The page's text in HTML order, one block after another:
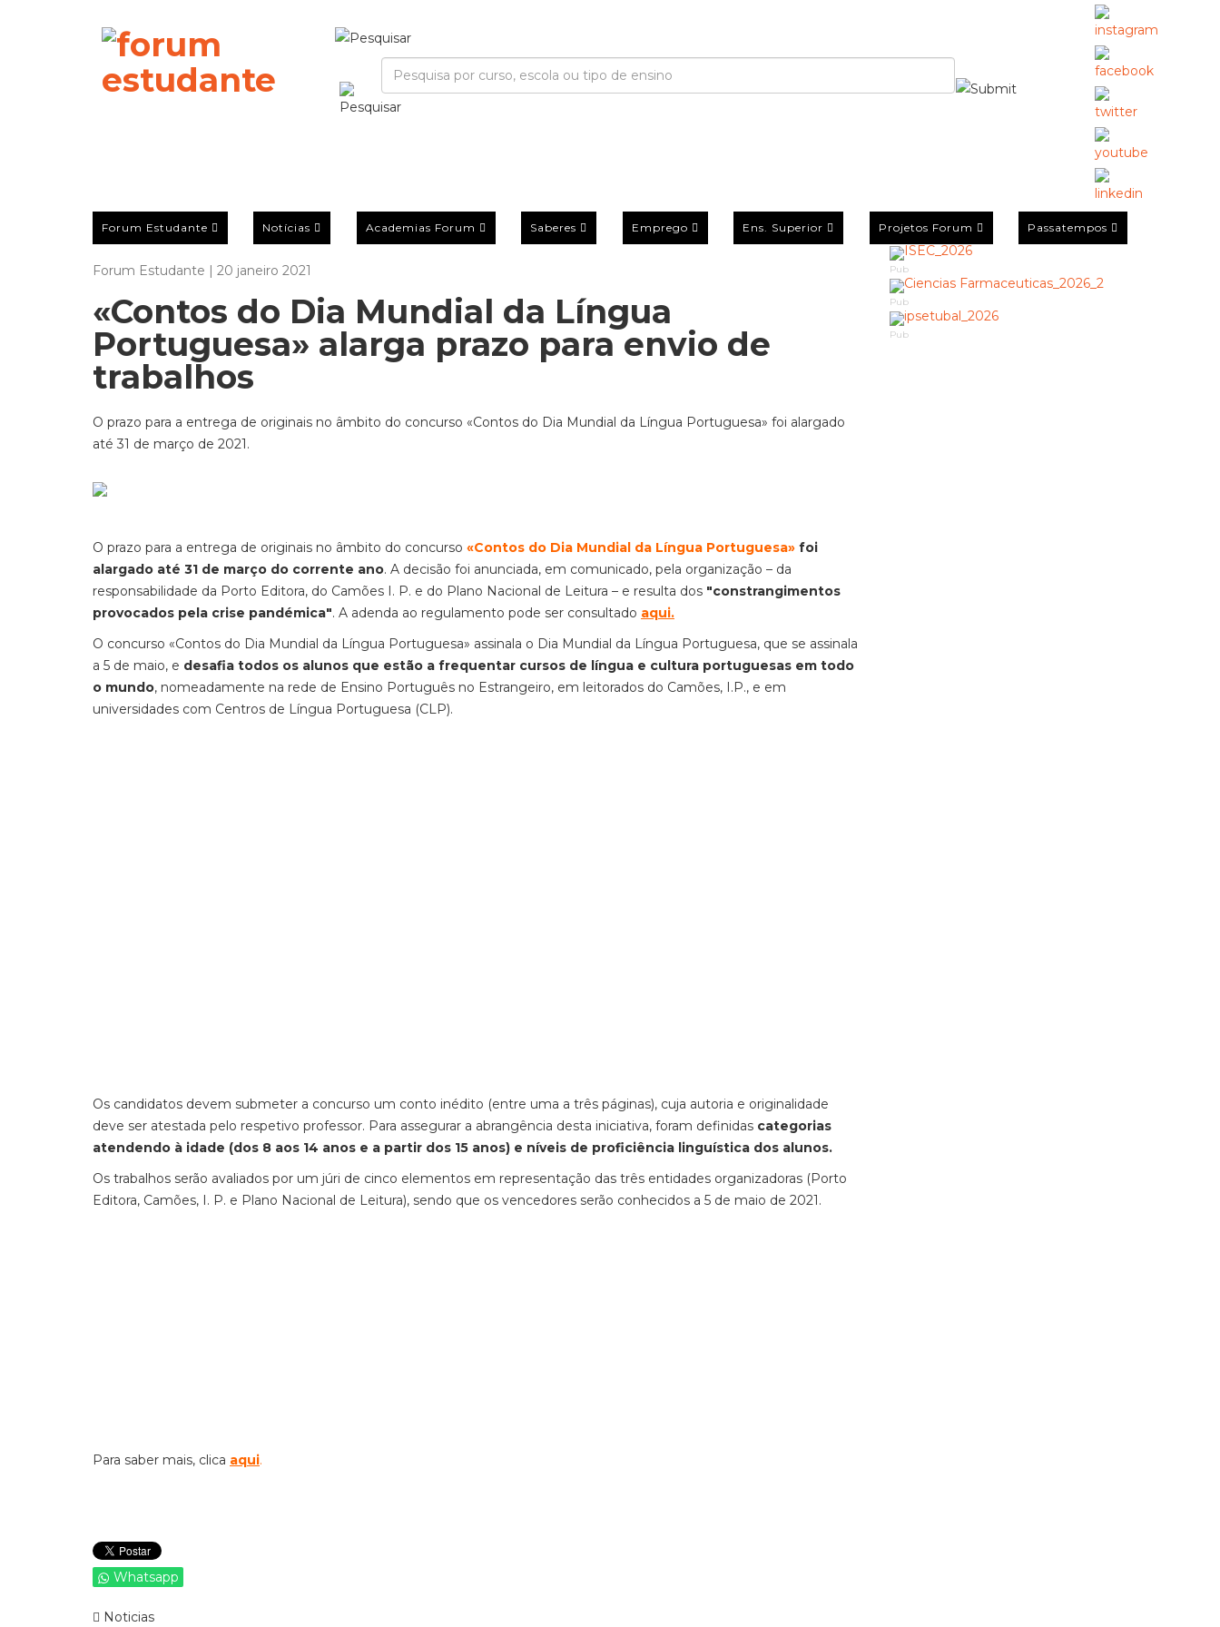
Forum Estudante Notícias Academias Forum Saberes Emprego Ens. Superior Projetos Forum Passatempos
Forum Estudante | 20 janeiro 2021
«Contos do Dia Mundial da Língua
Portuguesa» alarga prazo para envio de
trabalhos
O prazo para a entrega de originais no âmbito do concurso «Contos do Dia Mundial da Língua Portuguesa» foi alargado
até 31 de março de 2021.
O prazo para a entrega de originais no âmbito do concurso «Contos do Dia Mundial da Língua Portuguesa» foi
alargado até 31 de março do corrente ano. A decisão foi anunciada, em comunicado, pela organização – da
responsabilidade da Porto Editora, do Camões I. P. e do Plano Nacional de Leitura – e resulta dos "constrangimentos
provocados pela crise pandémica". A adenda ao regulamento pode ser consultado aqui.
O concurso «Contos do Dia Mundial da Língua Portuguesa» assinala o Dia Mundial da Língua Portuguesa, que se assinala
a 5 de maio, e desafia todos os alunos que estão a frequentar cursos de língua e cultura portuguesas em todo
o mundo, nomeadamente na rede de Ensino Português no Estrangeiro, em leitorados do Camões, I.P., e em
universidades com Centros de Língua Portuguesa (CLP).
Os candidatos devem submeter a concurso um conto inédito (entre uma a três páginas), cuja autoria e originalidade
deve ser atestada pelo respetivo professor. Para assegurar a abrangência desta iniciativa, foram definidas categorias
atendendo à idade (dos 8 aos 14 anos e a partir dos 15 anos) e níveis de proficiência linguística dos alunos.
Os trabalhos serão avaliados por um júri de cinco elementos em representação das três entidades organizadoras (Porto
Editora, Camões, I. P. e Plano Nacional de Leitura), sendo que os vencedores serão conhecidos a 5 de maio de 2021.
Para saber mais, clica aqui.
Whatsapp
Noticias
Pub
Pub
Pub